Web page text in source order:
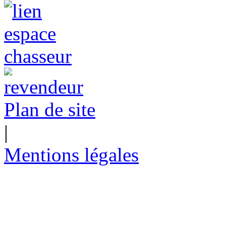
Plan de site
|
Mentions légales